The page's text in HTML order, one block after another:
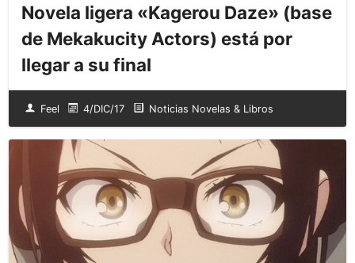
Novela ligera «Kagerou Daze» (base
de Mekakucity Actors) está por
llegar a su final
Feel 4/DIC/17 Noticias Novelas & Libros